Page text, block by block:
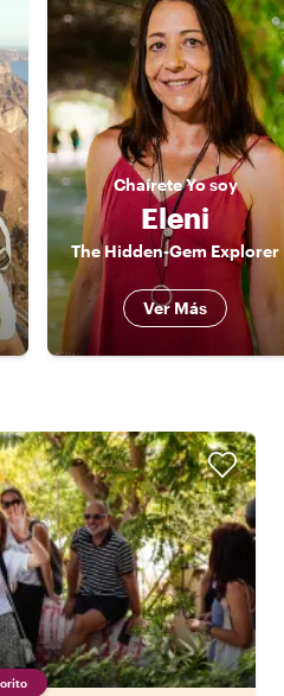
ChaíreteYo soy
Eleni
The Hidden-Gem Explorer
Ver Más